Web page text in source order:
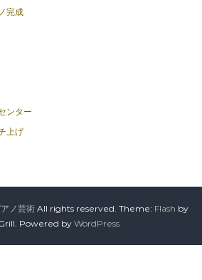
完成
ンター
上げ
ノ芸術 All rights reserved. Theme: Flash by
Powered by WordPress